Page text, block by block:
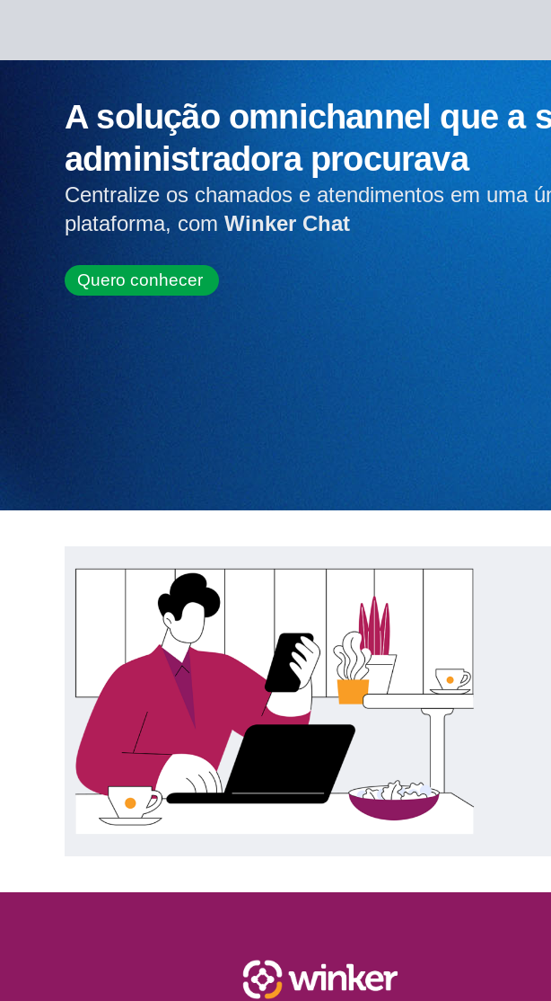
A solução omnichannel que a
administradora procurava
Centralize os chamados e atendimentos em uma
plataforma, com Winker Chat
Quero conhecer